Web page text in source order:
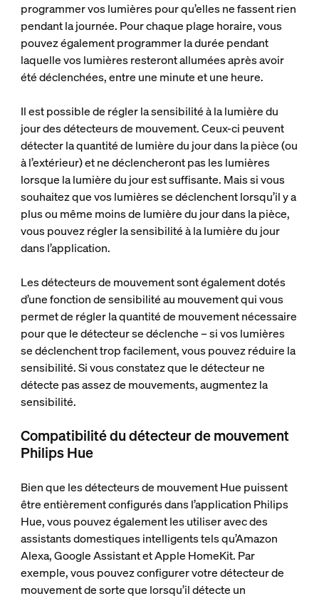
programmer vos lumières pour qu’elles ne fassent rien
pendant la journée. Pour chaque plage horaire, vous
pouvez également programmer la durée pendant
laquelle vos lumières resteront allumées après avoir
été déclenchées, entre une minute et une heure.
Il est possible de régler la sensibilité à la lumière du
jour des détecteurs de mouvement. Ceux-ci peuvent
détecter la quantité de lumière du jour dans la pièce (ou
à l’extérieur) et ne déclencheront pas les lumières
lorsque la lumière du jour est suffisante. Mais si vous
souhaitez que vos lumières se déclenchent lorsqu’il y a
plus ou même moins de lumière du jour dans la pièce,
vous pouvez régler la sensibilité à la lumière du jour
dans l’application.
Les détecteurs de mouvement sont également dotés
d’une fonction de sensibilité au mouvement qui vous
permet de régler la quantité de mouvement nécessaire
pour que le détecteur se déclenche – si vos lumières
se déclenchent trop facilement, vous pouvez réduire la
sensibilité. Si vous constatez que le détecteur ne
détecte pas assez de mouvements, augmentez la
sensibilité.
Compatibilité du détecteur de mouvement
Philips Hue
Bien que les détecteurs de mouvement Hue puissent
être entièrement configurés dans l’application Philips
Hue, vous pouvez également les utiliser avec des
assistants domestiques intelligents tels qu’Amazon
Alexa, Google Assistant et Apple HomeKit. Par
exemple, vous pouvez configurer votre détecteur de
mouvement de sorte que lorsqu’il détecte un